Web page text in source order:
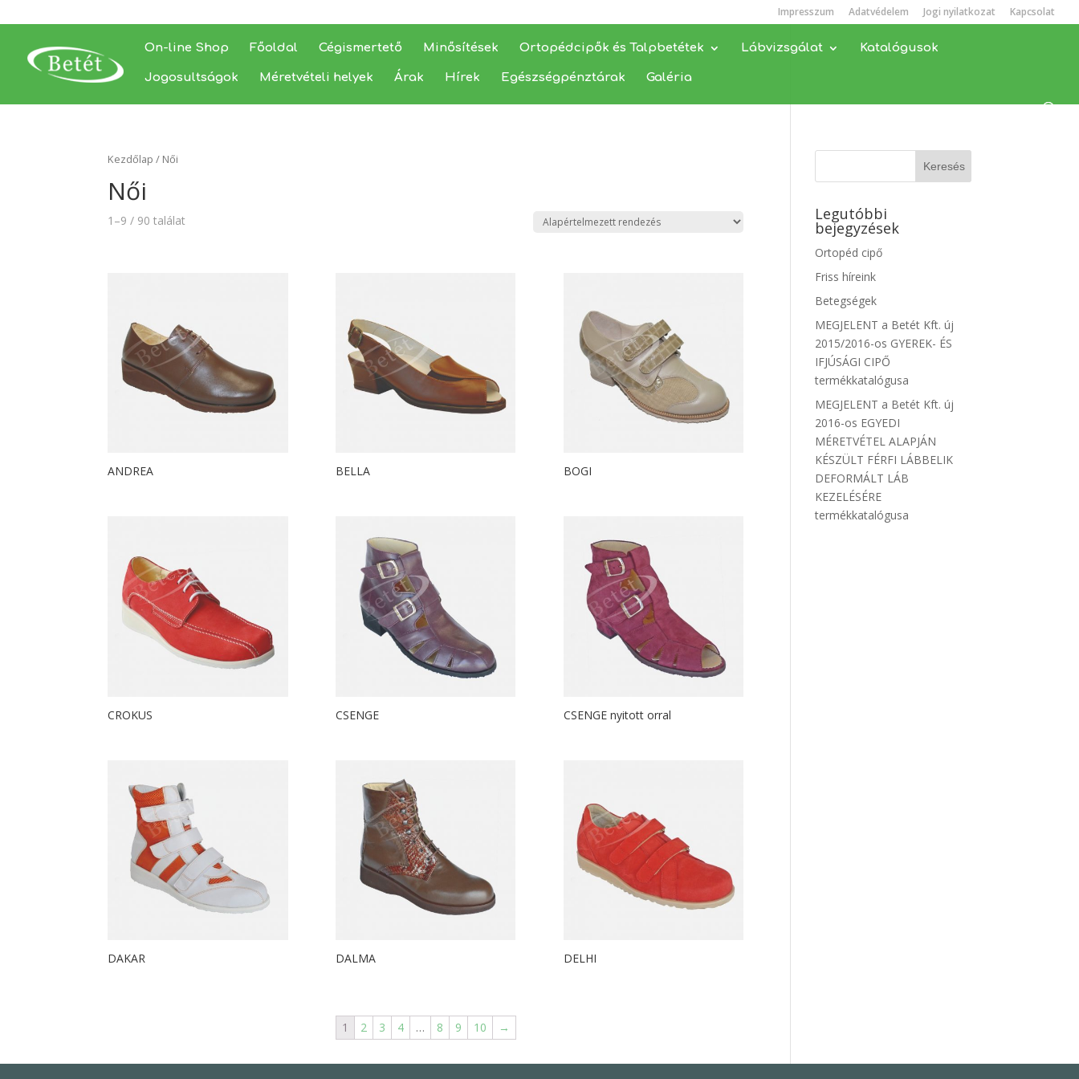
Impresszum Adatvédelem Jogi nyilatkozat Kapcsolat
On-line Shop Főoldal Cégismertető Minősítések Ortopédcipők és Talpbetétek Lábvizsgálat Katalógusok
Jogosultságok Méretvételi helyek Árak Hírek Egészségpénztárak Galéria
Kezdőlap / Női
Női
1–9 / 90 találat
ANDREA BELLA BOGI
CROKUS CSENGE CSENGE nyitott orral
DAKAR DALMA DELHI
1 2 3 4 … 8 9 10 →
Legutóbbi
bejegyzések
Ortopéd cipő
Friss híreink
Betegségek
MEGJELENT a Betét Kft. új
2015/2016-os GYEREK- ÉS
IFJÚSÁGI CIPŐ
termékkatalógusa
MEGJELENT a Betét Kft. új
2016-os EGYEDI
MÉRETVÉTEL ALAPJÁN
KÉSZÜLT FÉRFI LÁBBELIK
DEFORMÁLT LÁB
KEZELÉSÉRE
termékkatalógusa